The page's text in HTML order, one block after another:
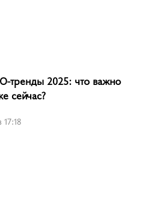
тренды 2025: что важно
сейчас?
17:18